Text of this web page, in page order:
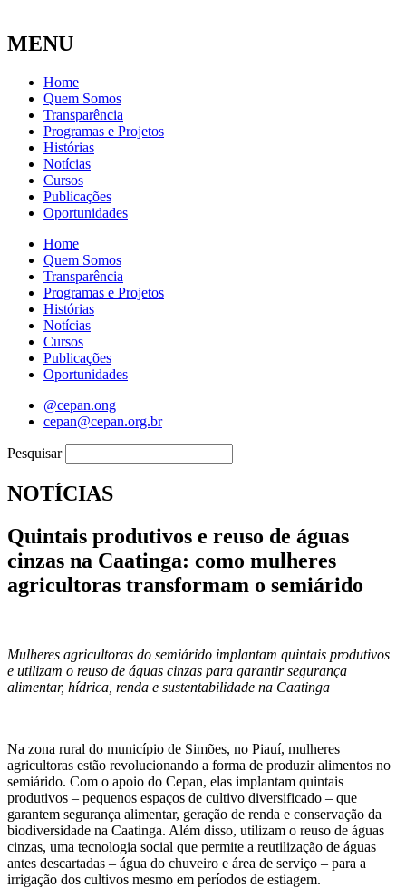
MENU
Home
Quem Somos
Transparência
Programas e Projetos
Histórias
Notícias
Cursos
Publicações
Oportunidades
Home
Quem Somos
Transparência
Programas e Projetos
Histórias
Notícias
Cursos
Publicações
Oportunidades
@cepan.ong
cepan@cepan.org.br
Pesquisar
NOTÍCIAS
Quintais produtivos e reuso de águas
cinzas na Caatinga: como mulheres
agricultoras transformam o semiárido
Mulheres agricultoras do semiárido implantam quintais produtivos
e utilizam o reuso de águas cinzas para garantir segurança
alimentar, hídrica, renda e sustentabilidade na Caatinga
Na zona rural do município de Simões, no Piauí, mulheres
agricultoras estão revolucionando a forma de produzir alimentos no
semiárido. Com o apoio do Cepan, elas implantam quintais
produtivos – pequenos espaços de cultivo diversificado – que
garantem segurança alimentar, geração de renda e conservação da
biodiversidade na Caatinga. Além disso, utilizam o reuso de águas
cinzas, uma tecnologia social que permite a reutilização de águas
antes descartadas – água do chuveiro e área de serviço – para a
irrigação dos cultivos mesmo em períodos de estiagem.